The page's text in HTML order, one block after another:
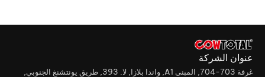
عنوان الشركة
غرفة 703-704, المبنى A1, واندا بلازا, لا. 393, طريق يونتشنغ الجنوبي,